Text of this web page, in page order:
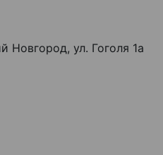
Новгород, ул. Гоголя 1а